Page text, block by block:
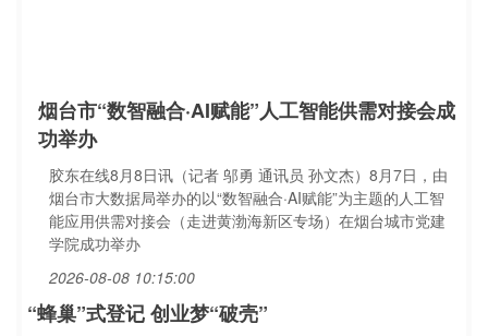
烟台市“数智融合·AI赋能”人工智能供需对接会成
功举办
胶东在线8月8日讯（记者 邬勇 通讯员 孙文杰）8月7日，由
烟台市大数据局举办的以“数智融合·AI赋能”为主题的人工智
能应用供需对接会（走进黄渤海新区专场）在烟台城市党建
学院成功举办
2026-08-08 10:15:00
“蜂巢”式登记 创业梦“破壳”